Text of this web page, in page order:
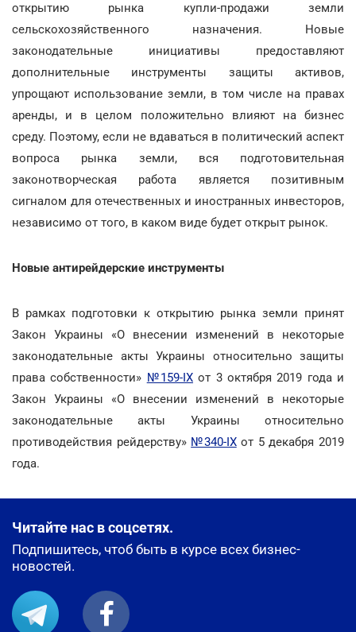
открытию рынка купли-продажи земли
сельскохозяйственного назначения. Новые
законодательные инициативы предоставляют
дополнительные инструменты защиты активов,
упрощают использование земли, в том числе на правах
аренды, и в целом положительно влияют на бизнес
среду. Поэтому, если не вдаваться в политический аспект
вопроса рынка земли, вся подготовительная
законотворческая работа является позитивным
сигналом для отечественных и иностранных инвесторов,
независимо от того, в каком виде будет открыт рынок.
Новые антирейдерские инструменты
В рамках подготовки к открытию рынка земли принят
Закон Украины «О внесении изменений в некоторые
законодательные акты Украины относительно защиты
права собственности» №159-IX от 3 октября 2019 года и
Закон Украины «О внесении изменений в некоторые
законодательные акты Украины относительно
противодействия рейдерству» №340-IXот 5 декабря 2019
года.
Читайте нас в соцсетях.
Подпишитесь, чтоб быть в курсе всех бизнес-
новостей.